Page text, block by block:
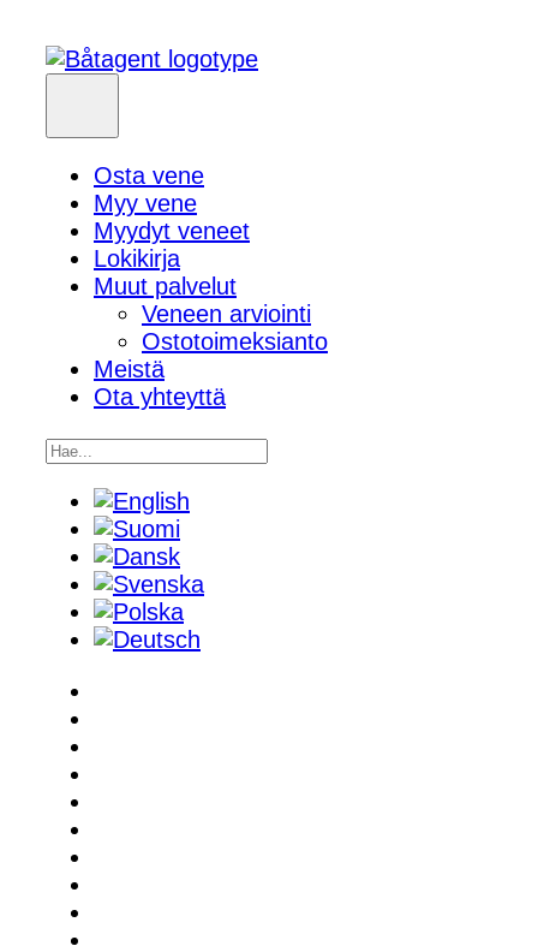
Osta vene
Myy vene
Myydyt veneet
Lokikirja
Muut palvelut
Veneen arviointi
Ostotoimeksianto
Meistä
Ota yhteyttä